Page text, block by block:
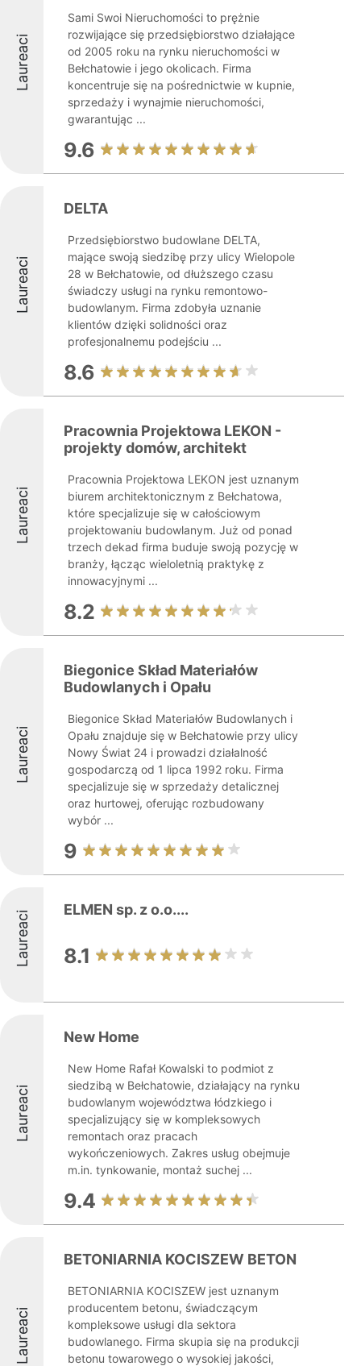
Laureaci
Sami Swoi Nieruchomości to prężnie
rozwijające się przedsiębiorstwo działające
od 2005 roku na rynku nieruchomości w
Bełchatowie i jego okolicach. Firma
koncentruje się na pośrednictwie w kupnie,
sprzedaży i wynajmie nieruchomości,
gwarantując ...
9.6
Laureaci
DELTA
Przedsiębiorstwo budowlane DELTA,
mające swoją siedzibę przy ulicy Wielopole
28 w Bełchatowie, od dłuższego czasu
świadczy usługi na rynku remontowo-
budowlanym. Firma zdobyła uznanie
klientów dzięki solidności oraz
profesjonalnemu podejściu ...
8.6
Laureaci
Pracownia Projektowa LEKON -
projekty domów, architekt
Pracownia Projektowa LEKON jest uznanym
biurem architektonicznym z Bełchatowa,
które specjalizuje się w całościowym
projektowaniu budowlanym. Już od ponad
trzech dekad firma buduje swoją pozycję w
branży, łącząc wieloletnią praktykę z
innowacyjnymi ...
8.2
Laureaci
Biegonice Skład Materiałów
Budowlanych i Opału
Biegonice Skład Materiałów Budowlanych i
Opału znajduje się w Bełchatowie przy ulicy
Nowy Świat 24 i prowadzi działalność
gospodarczą od 1 lipca 1992 roku. Firma
specjalizuje się w sprzedaży detalicznej
oraz hurtowej, oferując rozbudowany
wybór ...
9
Laureaci ELMEN sp. z o.o....
8.1
Laureaci
New Home
New Home Rafał Kowalski to podmiot z
siedzibą w Bełchatowie, działający na rynku
budowlanym województwa łódzkiego i
specjalizujący się w kompleksowych
remontach oraz pracach
wykończeniowych. Zakres usług obejmuje
m.in. tynkowanie, montaż suchej ...
9.4
Laureaci
BETONIARNIA KOCISZEW BETON
BETONIARNIA KOCISZEW jest uznanym
producentem betonu, świadczącym
kompleksowe usługi dla sektora
budowlanego. Firma skupia się na produkcji
betonu towarowego o wysokiej jakości,